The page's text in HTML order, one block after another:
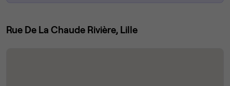
Rue De La Chaude Rivière, Lille